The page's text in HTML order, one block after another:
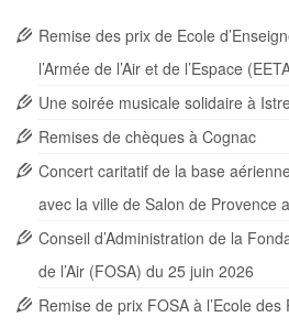
Remise des prix de Ecole
l’Armée de l’Air et de l’Espace
Une soirée musicale solidaire à
Remises de chèques à Cognac
Concert caritatif de la base
avec la ville de Salon de Provence
Conseil d’Administration de la
de l’Air (FOSA) du 25 juin 2026
Remise de prix FOSA à l’Ecole des